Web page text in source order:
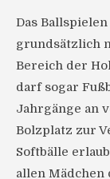
Das
grundsätzlich
Bereich der
darf sogar
Jahrgänge an
Bolzplatz zur
Softbälle
allen Mädchen